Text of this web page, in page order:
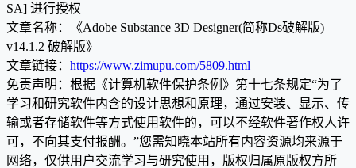
SA] 进行授权
文章名称：《Adobe Substance 3D Designer(简称Ds破解版)
v14.1.2 破解版》
文章链接： https://www.zimupu.com/5809.html
免责声明：根据《计算机软件保护条例》第十七条规定“为了
学习和研究软件内含的设计思想和原理，通过安装、显示、传
输或者存储软件等方式使用软件的，可以不经软件著作权人许
可，不向其支付报酬。”您需知晓本站所有内容资源均来源于
网络，仅供用户交流学习与研究使用，版权归属原版权方所